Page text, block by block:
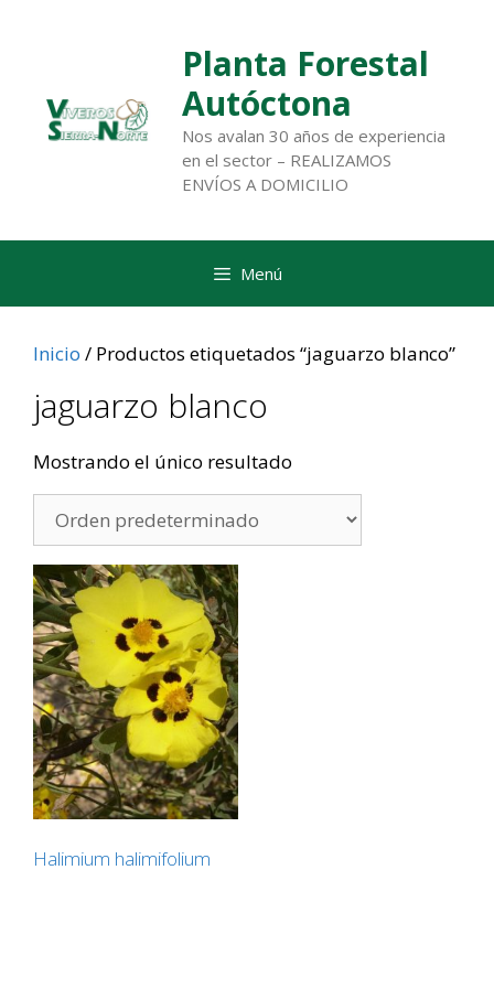
Planta Forestal
Autóctona
Nos avalan 30 años de experiencia
en el sector – REALIZAMOS
ENVÍOS A DOMICILIO
Menú
Inicio / Productos etiquetados “jaguarzo blanco”
jaguarzo blanco
Mostrando el único resultado
Halimium halimifolium